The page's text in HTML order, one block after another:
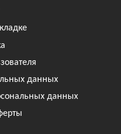
данных
данных